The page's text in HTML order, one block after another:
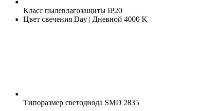
Класс пылевлагозащиты IP20
Цвет свечения Day | Дневной 4000 K
Типоразмер светодиода SMD 2835